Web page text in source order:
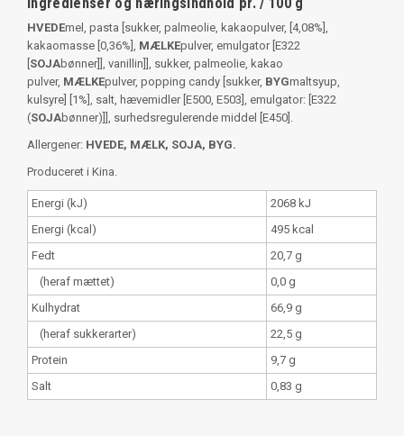
Ingredienser og næringsindhold pr. / 100 g
HVEDEmel, pasta [sukker, palmeolie, kakaopulver, [4,08%],
kakaomasse [0,36%], MÆLKEpulver, emulgator [E322
SOJAbønner]], vanillin]], sukker, palmeolie, kakao
pulver, MÆLKEpulver, popping candy [sukker, BYGmaltsyup,
kulsyre] [1%], salt, hævemidler [E500, E503], emulgator: [E322
(SOJAbønner)]], surhedsregulerende middel [E450].
Allergener: HVEDE, MÆLK, SOJA, BYG.
Produceret i Kina.
Energi (kJ)
2068 kJ
Energi (kcal)
495 kcal
Fedt
20,7 g
(heraf mættet)
0,0 g
Kulhydrat
66,9 g
(heraf sukkerarter)
22,5 g
Protein
9,7 g
Salt
0,83 g